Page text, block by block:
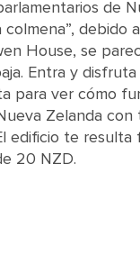
de
colmena”, debido
House, se
Entra y
para ver cómo
Zelanda con
edificio te resulta
20 NZD.